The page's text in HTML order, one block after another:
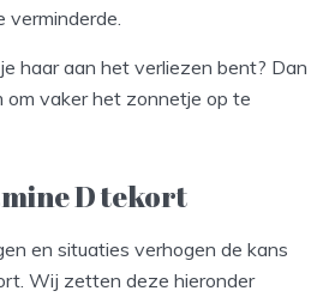
verminderde.
haar aan het verliezen bent? Dan
om vaker het zonnetje op te
D tekort
en situaties verhogen de kans
Wij zetten deze hieronder